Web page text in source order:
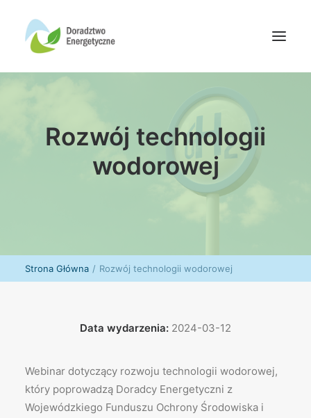
Aktualności
Oferta finansowania
Rozwój technologii
wodorowej
Strona Główna Rozwój technologii wodorowej
Data wydarzenia: 2024-03-12
Webinar dotyczący rozwoju technologii wodorowej,
który poprowadzą Doradcy Energetyczni z
Wojewódzkiego Funduszu Ochrony Środowiska i